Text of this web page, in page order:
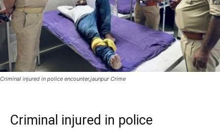
Criminal injured in police encounter,jaunpur Crime
Criminal injured in police